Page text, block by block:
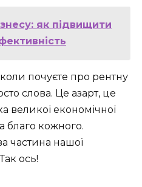
як підвищити
почуєте про рентну
слова. Це азарт, це
великої економічної
благо кожного.
частина нашої
ось!